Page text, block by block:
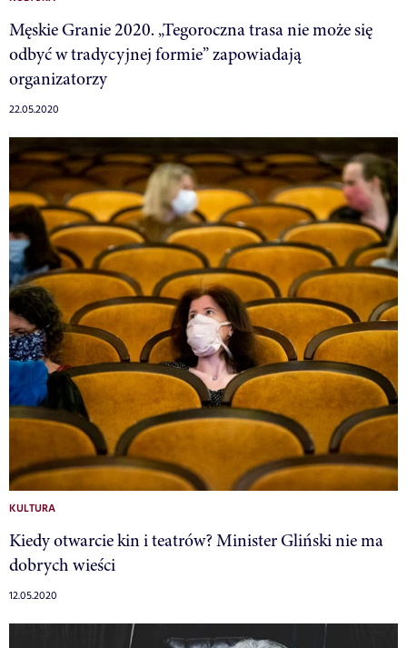
Męskie Granie 2020. „Tegoroczna trasa nie może się
odbyć w tradycyjnej formie” zapowiadają
organizatorzy
22.05.2020
KULTURA
Kiedy otwarcie kin i teatrów? Minister Gliński nie ma
dobrych wieści
12.05.2020